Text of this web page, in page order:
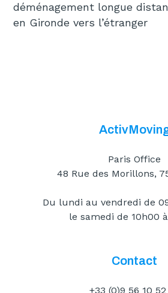
déménagement longue
en Gironde vers l’étranger
Paris Office
48 Rue des Morillons,
Du lundi au vendredi de
le samedi de 10h00
Contact
+33 (0)9 56 10 52